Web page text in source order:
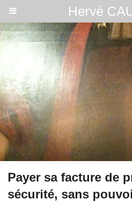
Hervé
Payer sa facture de
sécurité, sans